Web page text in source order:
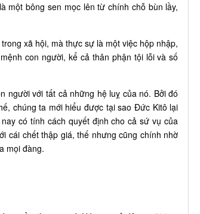
một bông sen mọc lên từ chính chỗ bùn lầy,
xã hội, mà thực sự là một việc hộp nhập,
con người, kể cả thân phận tội lỗi và số
người với tất cả những hệ luỵ của nó. Bởi đó
chúng ta mới hiểu được tại sao Đức Kitô lại
có tính cách quyết định cho cả sứ vụ của
cái chết thập giá, thế nhưng cũng chính nhờ
mọi đàng.